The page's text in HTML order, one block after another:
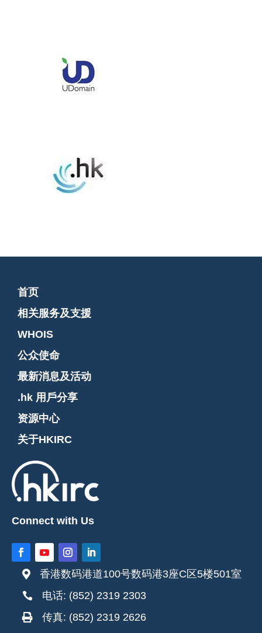
首页
相关服务及支援
WHOIS
公众使命
最新消息及活动
.hk 用戶分享
资源中心
关于HKIRC
Connect with Us
 香港数码港道100号数码港3座C区5楼501室
 电话: (852) 2319 2303

传真: (852) 2319 2626